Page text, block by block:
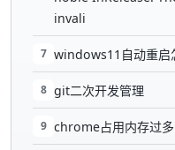
invali
7 windows11自动重启
8 git二次开发管理
9 chrome占用内存过